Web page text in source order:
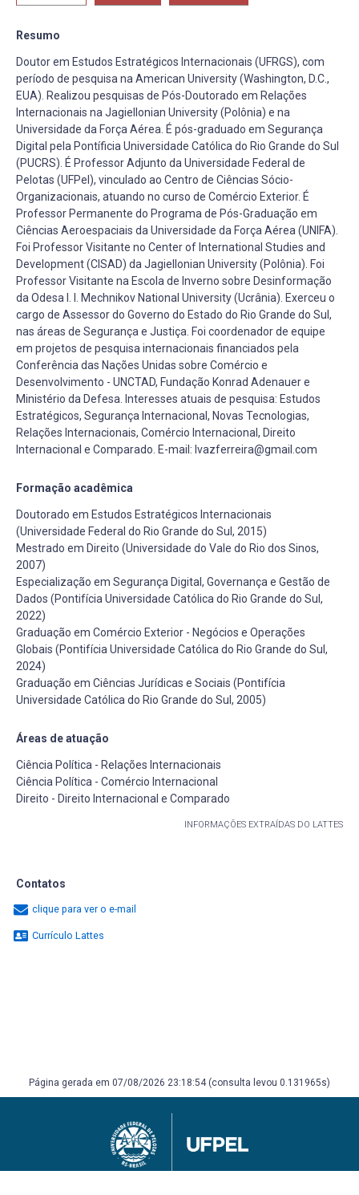
Resumo
Doutor em Estudos Estratégicos Internacionais (UFRGS), com
período de pesquisa na American University (Washington, D.C.,
EUA). Realizou pesquisas de Pós-Doutorado em Relações
Internacionais na Jagiellonian University (Polônia) e na
Universidade da Força Aérea. É pós-graduado em Segurança
Digital pela Pontíficia Universidade Católica do Rio Grande do Sul
(PUCRS). É Professor Adjunto da Universidade Federal de
Pelotas (UFPel), vinculado ao Centro de Ciências Sócio-
Organizacionais, atuando no curso de Comércio Exterior. É
Professor Permanente do Programa de Pós-Graduação em
Ciências Aeroespaciais da Universidade da Força Aérea (UNIFA).
Foi Professor Visitante no Center of International Studies and
Development (CISAD) da Jagiellonian University (Polônia). Foi
Professor Visitante na Escola de Inverno sobre Desinformação
da Odesa I. I. Mechnikov National University (Ucrânia). Exerceu o
cargo de Assessor do Governo do Estado do Rio Grande do Sul,
nas áreas de Segurança e Justiça. Foi coordenador de equipe
em projetos de pesquisa internacionais financiados pela
Conferência das Nações Unidas sobre Comércio e
Desenvolvimento - UNCTAD, Fundação Konrad Adenauer e
Ministério da Defesa. Interesses atuais de pesquisa: Estudos
Estratégicos, Segurança Internacional, Novas Tecnologias,
Relações Internacionais, Comércio Internacional, Direito
Internacional e Comparado. E-mail: lvazferreira@gmail.com
Formação acadêmica
Doutorado em Estudos Estratégicos Internacionais
(Universidade Federal do Rio Grande do Sul, 2015)
Mestrado em Direito (Universidade do Vale do Rio dos Sinos,
2007)
Especialização em Segurança Digital, Governança e Gestão de
Dados (Pontifícia Universidade Católica do Rio Grande do Sul,
2022)
Graduação em Comércio Exterior - Negócios e Operações
Globais (Pontifícia Universidade Católica do Rio Grande do Sul,
2024)
Graduação em Ciências Jurídicas e Sociais (Pontifícia
Universidade Católica do Rio Grande do Sul, 2005)
Áreas de atuação
Ciência Política - Relações Internacionais
Ciência Política - Comércio Internacional
Direito - Direito Internacional e Comparado
INFORMAÇÕES EXTRAÍDAS DO LATTES
Contatos
clique para ver o e-mail
Currículo Lattes
Página gerada em 07/08/2026 23:18:54 (consulta levou 0.131965s)